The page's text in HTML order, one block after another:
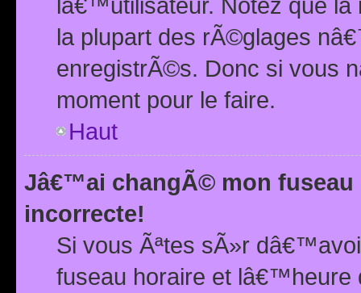
la plupart des rÃ©glages
enregistrÃ©s. Donc si vous
moment pour le faire.
Haut
Jâ€™ai changÃ© mon
incorrecte!
Si vous Ãªtes sÃ»r
fuseau horaire et